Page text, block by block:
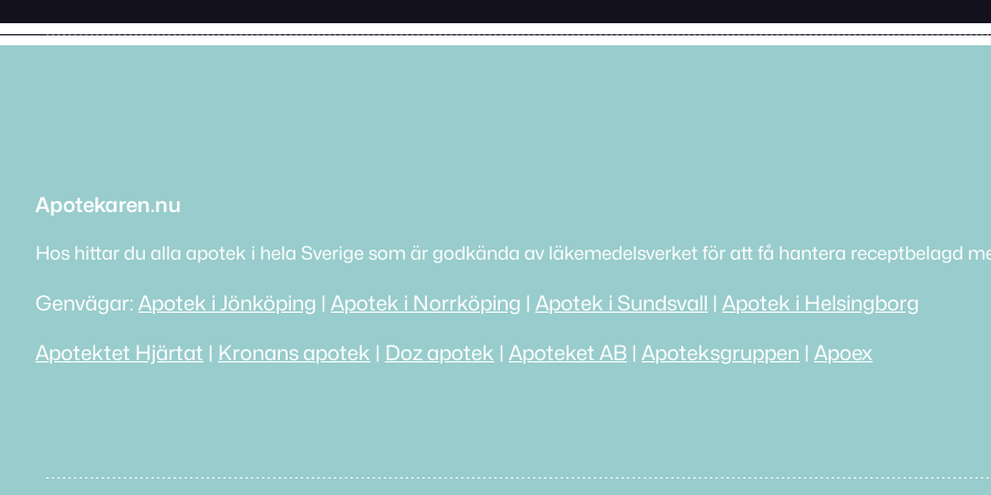
Apotekaren.nu
Hos hittar du alla apotek i hela Sverige som är godkända av läkemedelsverket för att få hantera receptbelagd
Genvägar: Apotek i Jönköping | Apotek i Norrköping | Apotek i Sundsvall | Apotek i Helsingborg
Apotektet Hjärtat | Kronans apotek | Doz apotek | Apoteket AB | Apoteksgruppen | Apoex